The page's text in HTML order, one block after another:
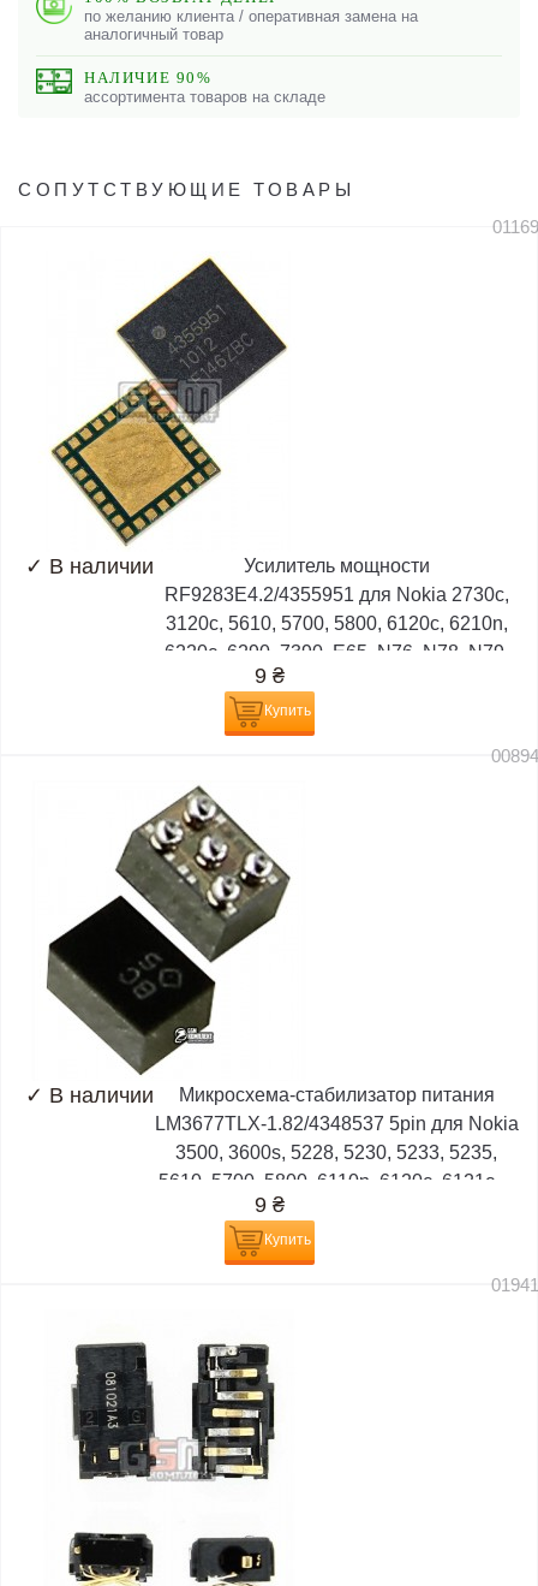
по желанию клиента / оперативная замена на
аналогичный товар
НАЛИЧИЕ 90%
ассортимента товаров на складе
СОПУТСТВУЮЩИЕ ТОВАРЫ
✓ В наличии
Усилитель мощности
RF9283E4.2/4355951 для Nokia 2730c,
3120c, 5610, 5700, 5800, 6120c, 6210n,
6220c, 6290, 7390, E65, N76, N78, N79,
N82, N95, N96
9 ₴
Купить
✓ В наличии
Микросхема-стабилизатор питания
LM3677TLX-1.82/4348537 5pin для Nokia
3500, 3600s, 5228, 5230, 5233, 5235,
5610, 5700, 5800, 6110n, 6120c, 6121c,...
9 ₴
Купить